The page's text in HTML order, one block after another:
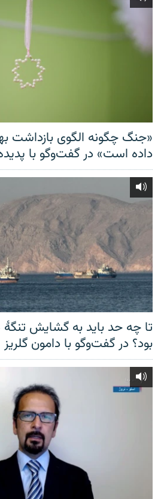
«جنگ چگونه الگوی بازداشت
داده است» در گفت‌وگو با
تا چه حد باید به گشایش
بود؟ در گفت‌وگو با دامون گلریز